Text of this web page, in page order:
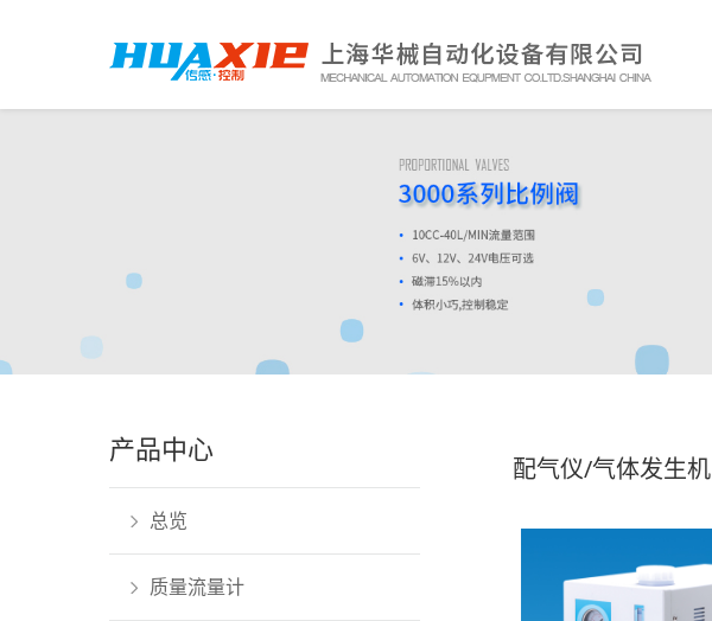
产品中心
总览
质量流量计
配气仪/气体发生机